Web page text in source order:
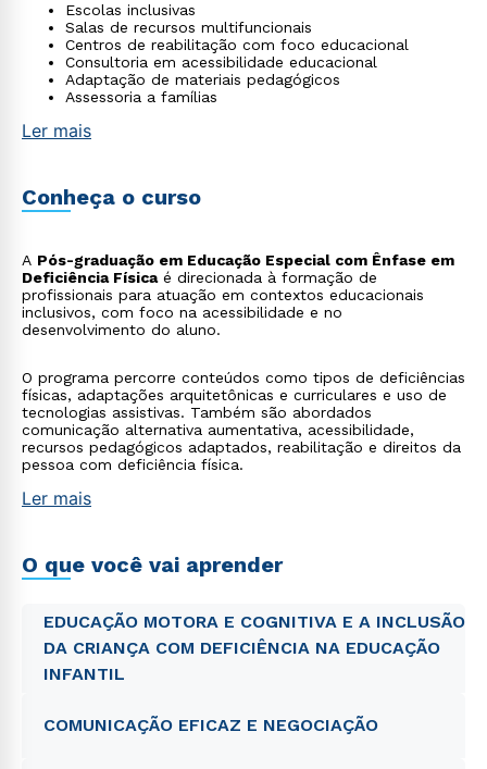
Escolas inclusivas
Salas de recursos multifuncionais
Centros de reabilitação com foco educacional
Consultoria em acessibilidade educacional
Adaptação de materiais pedagógicos
Assessoria a famílias
Ler mais
Conheça o curso
A Pós-graduação em Educação Especial com Ênfase em
Deficiência Físicaé direcionada à formação de
profissionais para atuação em contextos educacionais
inclusivos, com foco na acessibilidade e no
desenvolvimento do aluno.
O programa percorre conteúdos como tipos de deficiências
físicas, adaptações arquitetônicas e curriculares e uso de
tecnologias assistivas. Também são abordados
comunicação alternativa aumentativa, acessibilidade,
recursos pedagógicos adaptados, reabilitação e direitos da
pessoa com deficiência física.
Ler mais
O que você vai aprender
EDUCAÇÃO MOTORA E COGNITIVA E A INCLUSÃO
DA CRIANÇA COM DEFICIÊNCIA NA EDUCAÇÃO
INFANTIL
COMUNICAÇÃO EFICAZ E NEGOCIAÇÃO